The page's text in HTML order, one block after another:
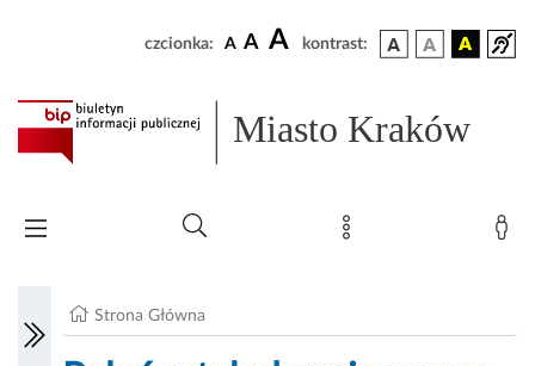
czcionka: A A A kontrast:
Miasto Kraków
Strona Główna